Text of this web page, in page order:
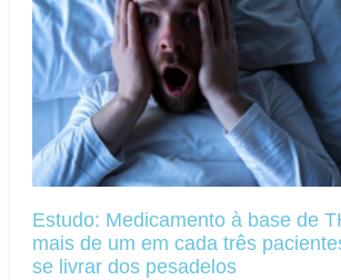
Estudo: Medicamento à base de
mais de um em cada três
se livrar dos pesadelos